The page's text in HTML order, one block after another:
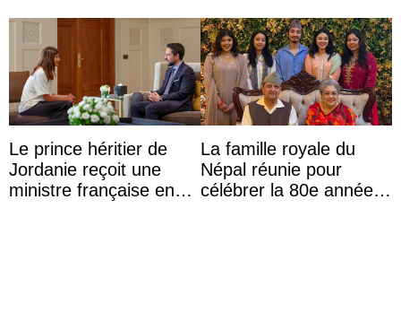
Le prince héritier de
Jordanie reçoit une
ministre française en
La famille royale du
Népal réunie pour
célébrer la 80e année